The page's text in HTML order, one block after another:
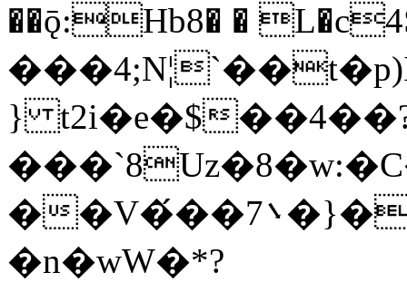
��ǭ:Hb8� �
} t2i�e�$
��V�́��܌7�}�b�W�+���Ȋ�t�
�n�wW�*?